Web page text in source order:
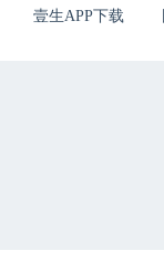
壹生APP下载